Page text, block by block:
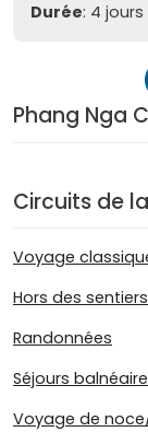
Durée: 4 jours
Phang Nga
Circuits de
Voyage
Hors des
Randonnées
Séjours
Voyage de